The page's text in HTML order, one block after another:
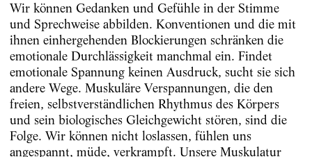
Wir können Gedanken und Gefühle in der Stimme
und Sprechweise abbilden. Konventionen und die mit
ihnen einhergehenden Blockierungen schränken die
emotionale Durchlässigkeit manchmal ein. Findet
emotionale Spannung keinen Ausdruck, sucht sie sich
andere Wege. Muskuläre Verspannungen, die den
freien, selbstverständlichen Rhythmus des Körpers
und sein biologisches Gleichgewicht stören, sind die
Folge. Wir können nicht loslassen, fühlen uns
angespannt, müde, verkrampft. Unsere Muskulatur